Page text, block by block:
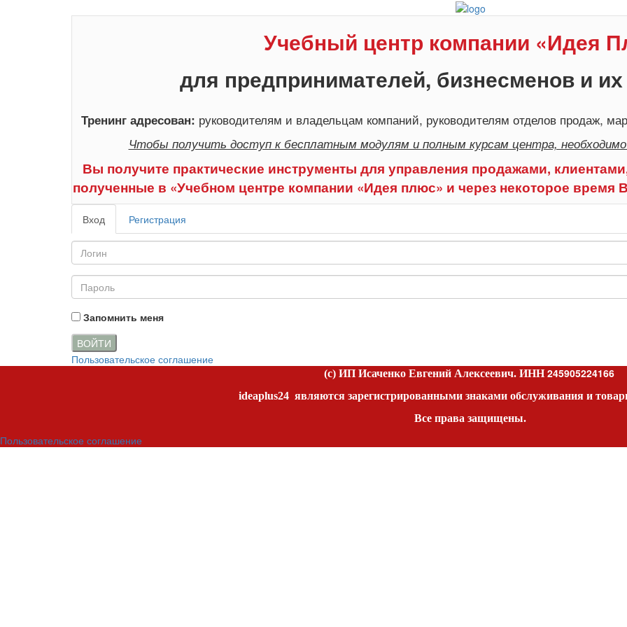
Учебный центр компании «Идея
для предпринимателей, бизнесменов и
Тренинг адресован: руководителям и владельцам компаний, руководителям отделов продаж,
Чтобы получить доступ к бесплатным модулям и полным курсам центра,
Вы получите практические инструменты для управления продажами,
полученные в «Учебном центре компании «Идея плюс» и через некоторое время
Вход Регистрация
Запомнить меня
ВОЙТИ
Пользовательское соглашение
(c) ИП Исаченко Евгений Алексеевич. ИНН245905224166
ideaplus24 являются зарегистрированными знаками обслуживания и
Все права защищены.
Пользовательское соглашение